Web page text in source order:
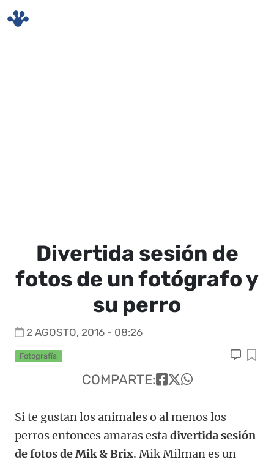
Divertida sesión de
fotos de un fotógrafo y
su perro
2 AGOSTO, 2016 - 08:26
Fotografía
COMPARTE:
Si te gustan los animales o al menos los
perros entonces amaras estadivertida sesión
de fotos de Mik & Brix. Mik Milman es un